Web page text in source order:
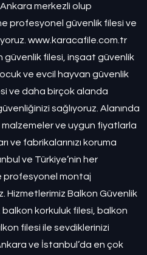
merkezli olup
profesyonel güvenlik filesi ve
www.karacafile.com.tr
güvenlik filesi, inşaat güvenlik
ve evcil hayvan güvenlik
ve daha birçok alanda
sağlıyoruz. Alanında
malzemeler ve uygun fiyatlarla
ve fabrikalarınızı koruma
ve Türkiye’nin her
profesyonel montaj
Hizmetlerimiz Balkon Güvenlik
balkon korkuluk filesi, balkon
filesi ile sevdiklerinizi
ve İstanbul’da en çok